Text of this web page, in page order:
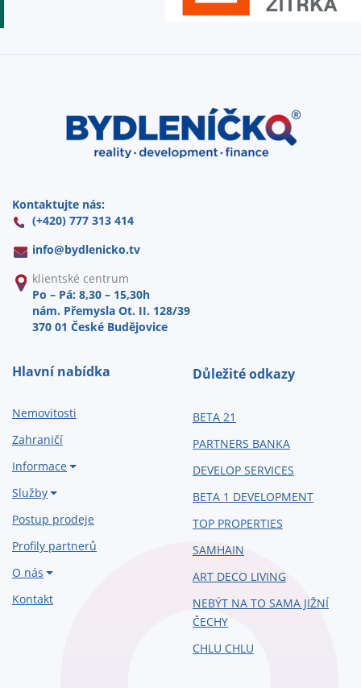
Kontaktujte nás:
(+420) 777 313 414
info@bydlenicko.tv
klientské centrum
Po – Pá: 8,30 – 15,30h
nám. Přemysla Ot. II. 128/39
370 01 České Budějovice
Hlavní nabídka
Nemovitosti
Zahraničí
Informace
Služby
Postup prodeje
Profily partnerů
O nás
Kontakt
Důležité odkazy
BETA 21
PARTNERS BANKA
DEVELOP SERVICES
BETA 1 DEVELOPMENT
TOP PROPERTIES
SAMHAIN
ART DECO LIVING
NEBÝT NA TO SAMA JIŽNÍ
ČECHY
CHLU CHLU